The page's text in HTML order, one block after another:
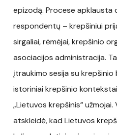
epizodą. Procese apklausta
respondentų – krepšiniui
sirgaliai, rėmėjai, krepšinio
asociacijos administracija.
įtraukimo sesija su
istoriniai krepšinio
„Lietuvos krepšinis“
atskleidė, kad Lietuvos